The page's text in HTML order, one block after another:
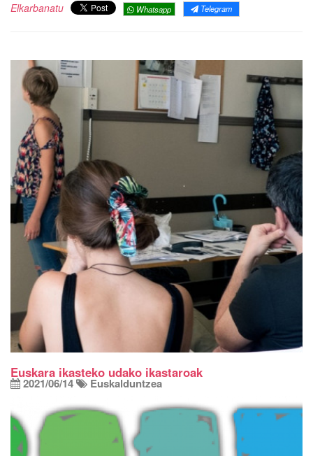
Elkarbanatu Whatsapp Telegram
Euskara ikasteko udako ikastaroak
2021/06/14 Euskalduntzea